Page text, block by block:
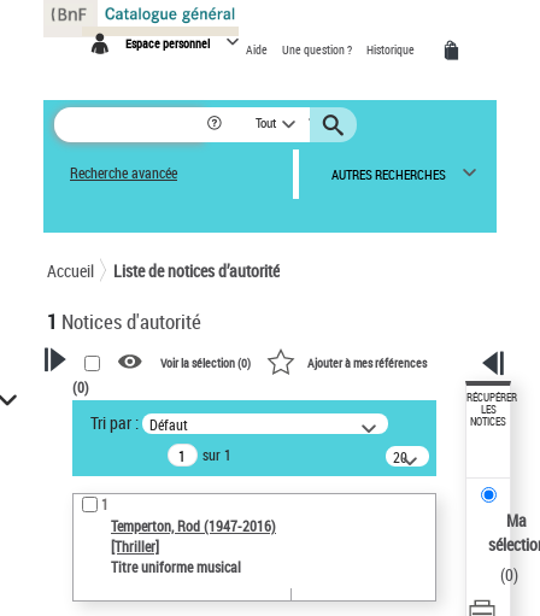
Espace personnel Aide Une question ? Historique
Tout
Recherche avancée AUTRES RECHERCHES
Accueil Liste de notices d’autorité
1 Notices d'autorité
VOTRE RECHERCHE
Recherche avancée dans les
notices d’autorité
Œuvres liées à l'auteur :
Temperton, Rod (1947-2016)
Auteur d’œuvre
Voir la sélection (0) Ajouter à mes références
(0)
Tri par : Défaut
sur 1
20
résultats/page
1
Temperton, Rod (1947-2016)
[Thriller]
Titre uniforme musical
RÉCUPÉRER
LES
NOTICES
Ma
(0)
Panneau de gestion des cookies